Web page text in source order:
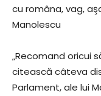
cu româna, vag,
Manolescu
„Recomand oricui
citească câteva
Parlament, ale lui